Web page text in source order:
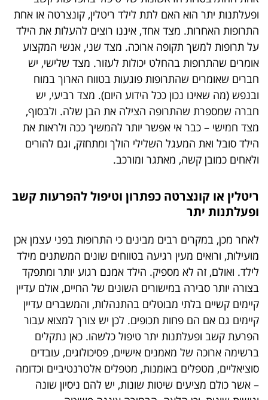
ופעלתנות יתר הוא האם לתת לילד ריטלין, קונצרטה או אחת
התרופות האחרות. מצד אחד, איננו רוצים להעלות את הילד
על תרופות למשך תקופה ארוכה. מצד שני, אנשי המקצוע
אומרים שהתרופות בהחלט יכולות לעזור. מצד שלישי, יש
חברים שאומרים שהתרופות פוגעות בטווח הארוך במוח
ובנפש (מה שאינו נכון ככל הידוע היום). מצד רביעי, יש
חברה שמספרת שהתרופה הצילה את הבן שלה. ולבסוף,
מצד חמישי – כבר אי אפשר יותר להמשיך ככה ולראות את
הילד סובל ואת המעגל השלילי הולך ומתחזק, וגם להורים
ולאחים כמובן קשה, מאתגר ומורכב.
ריטלין או קונצרטה כפתרון וטיפול להפרעות קשב
ופעלתנות יתר
לאחר מכן, במקרים רבים מבינים כי התרופות בפני עצמן אכן
מועילות, ורואים מעין רגיעה בטווחים שונים המשתנים מילד
לילד. ואולם, זה לא מספיק. הילד אמנם רגוע יותר ומתפקד
בצורה יותר סבירה במישורים השונים של החיים, אולם עדיין
קיימים קשיים בלתי מבוטלים בהתנהלות, והמשברים עדיין
קיימים גם אם הם פחות תכופים. לכן יש צורך למצוא עבור
הפרעת קשב ופעלתנות יתר טיפול כלשהו. כאן נתקלים
ברשימה ארוכה של מאמנים אישיים, פסיכולוגים, עובדים
סוציאליים, מטפלים באומנות, מטפלים אלטרנטיביים וכדומה
– אשר כולם מציעים שיטות שונות, יש להם ניסיון שונה
אפשר להיפגש גם בזום!
תהליכי אימון אונליין
להפרעת קשב וריכוז. קל
מהיר ואפקטיבי מתמיד.